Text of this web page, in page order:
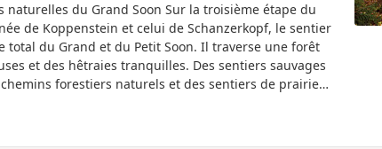
du Grand Soon Sur la troisième étape du
de Koppenstein et celui de Schanzerkopf, le sentier
du Grand et du Petit Soon. Il traverse une forêt
et des hêtraies tranquilles. Des sentiers sauvages
forestiers naturels et des sentiers de prairie